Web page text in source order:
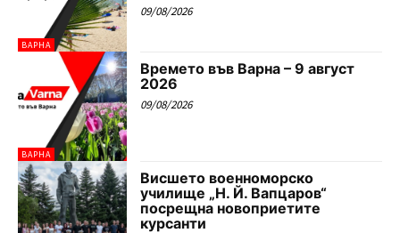
ВАРНА
09/08/2026
ВАРНА
Времето във Варна – 9 август
2026
09/08/2026
Висшето военноморско
училище „Н. Й. Вапцаров“
посрещна новоприетите
курсанти